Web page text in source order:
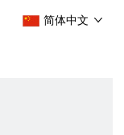
简体中文